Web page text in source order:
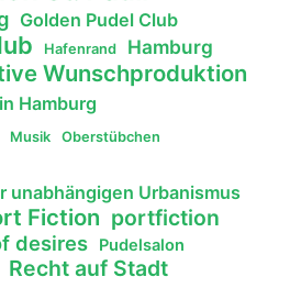
Golden Pudel Club
Hafenrand Hamburg
Wunschproduktion
Hamburg
Musik Oberstübchen
unabhängigen Urbanismus
Fiction portfiction
desires Pudelsalon
Recht auf Stadt